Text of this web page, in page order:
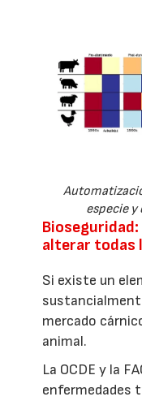
especie
alterar todas
Si existe un
mercado
animal.
La OCDE y la
enfermedades